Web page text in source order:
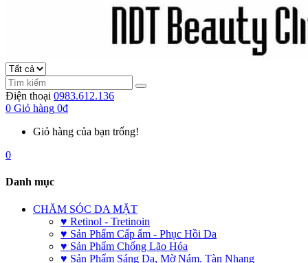
Điện thoại 0983.612.136
0 Giỏ hàng 0đ
Giỏ hàng của bạn trống!
0
Danh mục
CHĂM SÓC DA MẶT
♥ Retinol - Tretinoin
♥ Sản Phẩm Cấp ẩm - Phục Hồi Da
♥ Sản Phẩm Chống Lão Hóa
♥ Sản Phẩm Sáng Da, Mờ Nám. Tàn Nhang